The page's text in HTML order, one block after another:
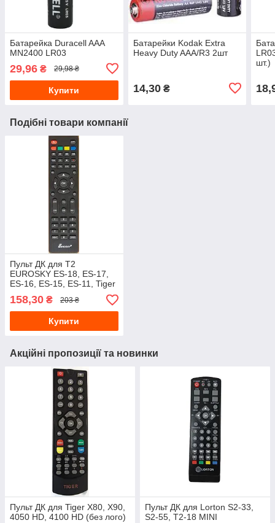
Батарейка Duracell AAA
MN2400 LR03
29,96 ₴ 29,98 ₴
Купити
Батарейки Kodak Extra
Heavy Duty AAA/R3 2шт
14,30₴
шт.)
Подібні товари компанії
Пульт ДК для Т2
EUROSKY ES-18, ES-17,
ES-16, ES-15, ES-11, Tiger
IPTV, Q-148, T530 плоский
158,30 ₴ 203 ₴
Купити
Акційні пропозиції та новинки
Пульт ДК для Tiger X80, X90,
4050 HD, 4100 HD (без лого)
Пульт ДК для Lorton S2-33,
S2-55, T2-18 MINI